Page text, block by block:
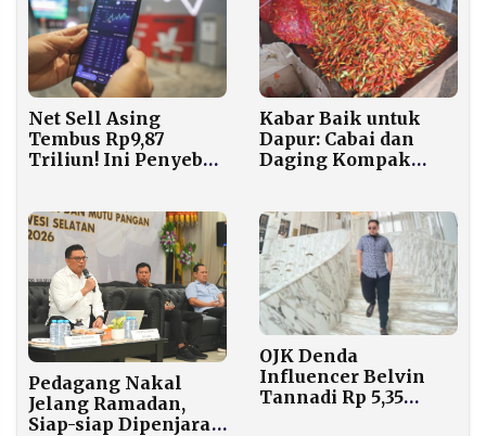
Net Sell Asing
Tembus Rp9,87
Triliun! Ini Penyebab
Kabar Baik untuk
Dapur: Cabai dan
Daging Kompak
Pedagang Nakal
Jelang Ramadan,
Siap-siap Dipenjara
OJK Denda
Influencer Belvin
Tannadi Rp 5,35